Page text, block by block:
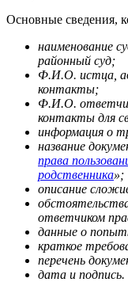
Основные сведения,
наименование
районный суд;
Ф.И.О. истца,
контакты;
Ф.И.О.
контакты для
информация о
название
права
родственника»;
описание
ответчиком
данные о
краткое
перечень
дата и подпись.